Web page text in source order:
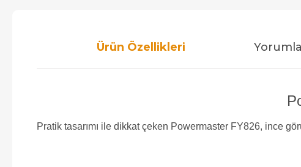
Ürün Özellikleri
Pratik tasarımı ile dikkat çeken Powermaster FY826, ince